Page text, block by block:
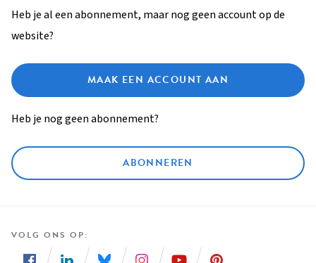
Heb je al een abonnement, maar nog geen account op de
website?
MAAK EEN ACCOUNT AAN
Heb je nog geen abonnement?
ABONNEREN
VOLG ONS OP